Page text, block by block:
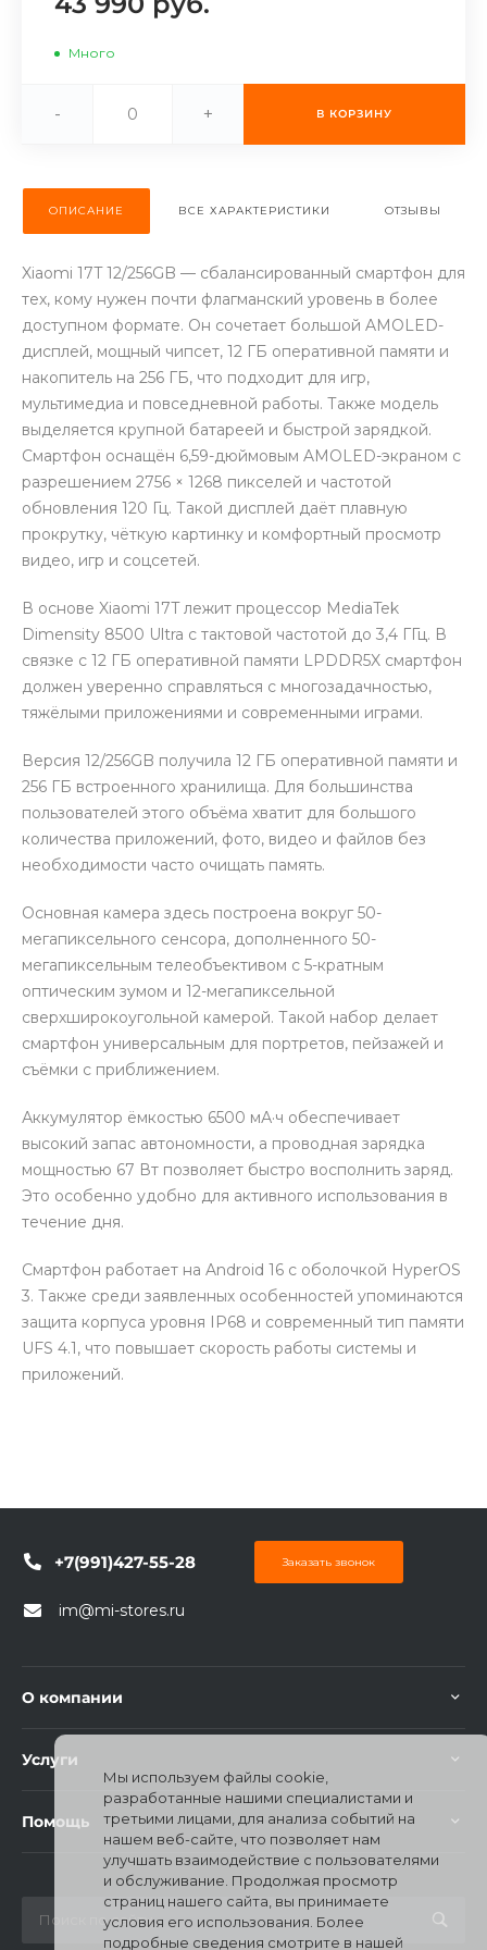
об оплате Плайтом
25
недели
раз в 2 недели
Много
- + В КОРЗИНУ
ОПИСАНИЕ ВСЕ ХАРАКТЕРИСТИКИ ОТЗЫВЫ
Xiaomi 17T 12/256GB — сбалансированный смартфон для
тех, кому нужен почти флагманский уровень в более
доступном формате. Он сочетает большой AMOLED-
дисплей, мощный чипсет, 12 ГБ оперативной памяти и
накопитель на 256 ГБ, что подходит для игр,
мультимедиа и повседневной работы. Также модель
выделяется крупной батареей и быстрой зарядкой.
Смартфон оснащён 6,59-дюймовым AMOLED-экраном с
разрешением 2756 × 1268 пикселей и частотой
обновления 120 Гц. Такой дисплей даёт плавную
прокрутку, чёткую картинку и комфортный просмотр
видео, игр и соцсетей.
В основе Xiaomi 17T лежит процессор MediaTek
Dimensity 8500 Ultra с тактовой частотой до 3,4 ГГц. В
связке с 12 ГБ оперативной памяти LPDDR5X смартфон
должен уверенно справляться с многозадачностью,
тяжёлыми приложениями и современными играми.
Версия 12/256GB получила 12 ГБ оперативной памяти и
256 ГБ встроенного хранилища. Для большинства
пользователей этого объёма хватит для большого
количества приложений, фото, видео и файлов без
необходимости часто очищать память.
Основная камера здесь построена вокруг 50-
мегапиксельного сенсора, дополненного 50-
мегапиксельным телеобъективом с 5-кратным
оптическим зумом и 12-мегапиксельной
сверхширокоугольной камерой. Такой набор делает
смартфон универсальным для портретов, пейзажей и
съёмки с приближением.
Аккумулятор ёмкостью 6500 мА·ч обеспечивает
высокий запас автономности, а проводная зарядка
мощностью 67 Вт позволяет быстро восполнить заряд.
Это особенно удобно для активного использования в
течение дня.
Смартфон работает на Android 16 с оболочкой HyperOS
3. Также среди заявленных особенностей упоминаются
защита корпуса уровня IP68 и современный тип памяти
UFS 4.1, что повышает скорость работы системы и
приложений.
+7(991)427-55-28 Заказать звонок
im@mi-stores.ru
О компании
Услуги
Помощь
Мы используем файлы cookie,
разработанные нашими специалистами и
третьими лицами, для анализа событий на
нашем веб-сайте, что позволяет нам
улучшать взаимодействие с пользователями
и обслуживание. Продолжая просмотр
страниц нашего сайта, вы принимаете
условия его использования. Более
подробные сведения смотрите в нашей